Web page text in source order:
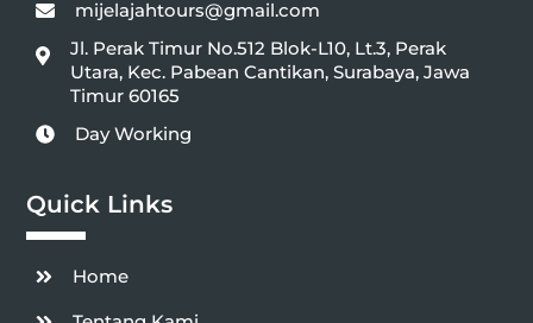
mijelajahtours@gmail.com
Jl. Perak Timur No.512 Blok-L10, Lt.3, Perak
Utara, Kec. Pabean Cantikan, Surabaya, Jawa
Timur 60165
Day Working
Quick Links
Home